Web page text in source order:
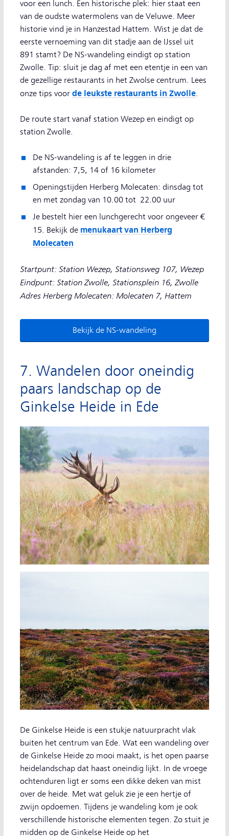
voor een lunch. Een historische plek: hier staat een
van de oudste watermolens van de Veluwe. Meer
historie vind je in Hanzestad Hattem. Wist je dat de
eerste vernoeming van dit stadje aan de IJssel uit
891 stamt? De NS-wandeling eindigt op station
Zwolle. Tip: sluit je dag af met een etentje in een van
de gezellige restaurants in het Zwolse centrum. Lees
onze tips voor de leukste restaurants in Zwolle.
De route start vanaf station Wezep en eindigt op
station Zwolle.
De NS-wandeling is af te leggen in drie
afstanden: 7,5, 14 of 16 kilometer
Openingstijden Herberg Molecaten: dinsdag tot
en met zondag van 10.00 tot 22.00 uur
Je bestelt hier een lunchgerecht voor ongeveer €
15. Bekijk de menukaart van Herberg
Molecaten
Startpunt: Station Wezep, Stationsweg 107, Wezep
Eindpunt: Station Zwolle, Stationsplein 16, Zwolle
Adres Herberg Molecaten: Molecaten 7, Hattem
Bekijk de NS-wandeling
7. Wandelen door oneindig
paars landschap op de
Ginkelse Heide in Ede
De Ginkelse Heide is een stukje natuurpracht vlak
buiten het centrum van Ede. Wat een wandeling over
de Ginkelse Heide zo mooi maakt, is het open paarse
heidelandschap dat haast oneindig lijkt. In de vroege
ochtenduren ligt er soms een dikke deken van mist
over de heide. Met wat geluk zie je een hertje of
zwijn opdoemen. Tijdens je wandeling kom je ook
verschillende historische elementen tegen. Zo stuit je
midden op de Ginkelse Heide op het